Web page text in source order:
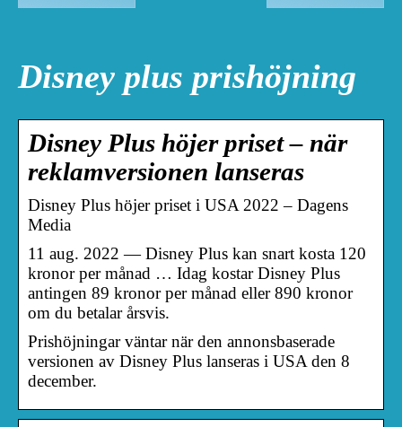
Disney plus prishöjning
Disney Plus höjer priset – när
reklamversionen lanseras
Disney Plus höjer priset i USA 2022 – Dagens
Media
11 aug. 2022 — Disney Plus kan snart kosta 120
kronor per månad … Idag kostar Disney Plus
antingen 89 kronor per månad eller 890 kronor
om du betalar årsvis.
Prishöjningar väntar när den annonsbaserade
versionen av Disney Plus lanseras i USA den 8
december.